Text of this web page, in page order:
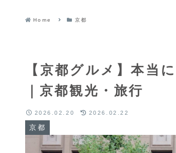
Home 京都
【京都グルメ】本当
｜京都観光・旅行
京都
2026.02.20 2026.02.22